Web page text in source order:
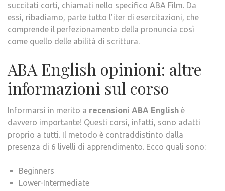
succitati corti, chiamati nello specifico ABA Film. Da
essi, ribadiamo, parte tutto l’iter di esercitazioni, che
comprende il perfezionamento della pronuncia così
come quello delle abilità di scrittura.
ABA English opinioni: altre
informazioni sul corso
Informarsi in merito a recensioni ABA English è
davvero importante! Questi corsi, infatti, sono adatti
proprio a tutti. Il metodo è contraddistinto dalla
presenza di 6 livelli di apprendimento. Ecco quali sono:
Beginners
Lower-Intermediate